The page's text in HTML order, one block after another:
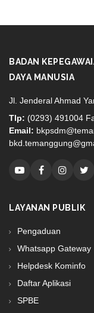
BADAN
DAYA MANUSIA
Jl. Jenderal Ahmad
Tlp: (0293) 491004
Email:
LAYANAN PUBLIK
Pengaduan
Whatsapp Gateway
Helpdesk Kominfo
Daftar Aplikasi
SPBE